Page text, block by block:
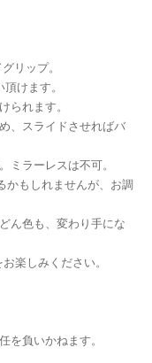
リップ。
けます。
られます。
、スライドさせればバ
ミラーレスは不可。
かもしれませんが、お調
ん色も、変わり手にな
楽しみください。
を負いかねます。